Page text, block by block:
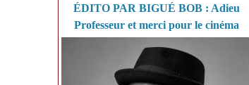
ÉDITO PAR BIGUÉ BOB : Adieu
Professeur et merci pour le cinéma